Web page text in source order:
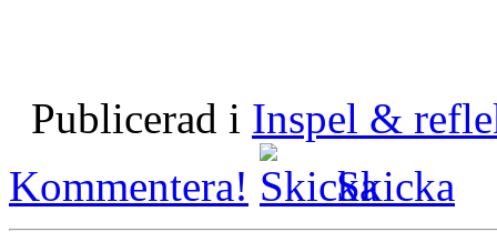
Publicerad i Inspel &
Kommentera!
Skicka